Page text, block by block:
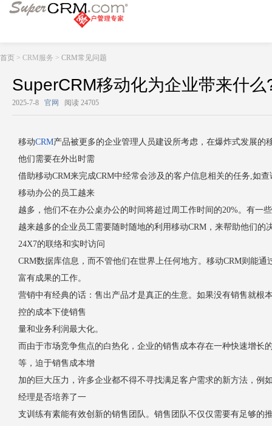
首页 > CRM服务 > CRM常见问题
SuperCRM移动化为企业带来什么
2025-7-8 官网 阅读 24705
移动CRM产品被更多的企业管理人员建设所考虑，在爆炸式发展
他们需要在外出时需
借助移动CRM来完成CRM中经常会涉及的客户信息相关的任务,如
移动办公的员工越来
越多，他们不在办公桌办公的时间将超过周工作时间的20%。有一
越来越多的企业员工需要随时随地的利用移动CRM，来帮助他们
24X7的联络和实时访问
CRM数据库信息，而不管他们在世界上任何地方。移动CRM则能
富有成果的工作。
营销中有经典的话：售出产品才是真正的生意。如果没有销售就
控的成本下使销售
量和业务利润最大化。
而由于市场竞争焦点的白热化，企业的销售成本存在一种快速增
等，迫于销售成本增
加的巨大压力，许多企业都不得不寻找满足客户需求的新方法，
经理是否培养了一
支训练有素能有效创新的销售团队。销售团队不仅仅需要有足够